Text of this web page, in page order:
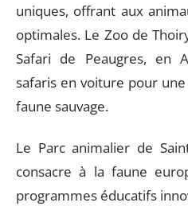
uniques, offrant aux
optimales. Le Zoo de
Safari de Peaugres, en
safaris en voiture pour
faune sauvage.
Le Parc animalier de
consacre à la faune
programmes éducatifs